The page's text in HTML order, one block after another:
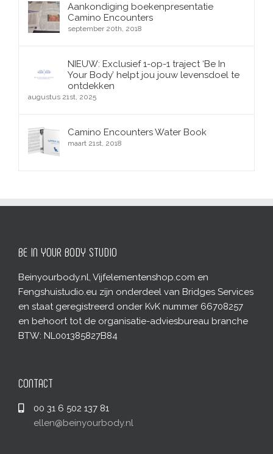
Aankondiging boekenpresentatie
Camino Encounters
september 20th, 2018
NIEUW: Exclusief 1-op-1 traject ‘Be In
Your Body’ helpt jou jouw levensdoel te
ontdekken
augustus 21st, 2025
Camino Encounters Water Book
maart 21st, 2018
BE IN YOUR BODY STUDIO
Beinyourbody.nl, Vijfelementenshop.com en
Fengshuistudio.eu zijn onderdeel van Bridges Services
en staat geregistreerd onder KvK nummer 66708257
en behoort tot de organisatie-adviesbureau branche
BTW: NL001385827B84
CONTACT
00 31 6 502 137 81
ellen@beinyourbody.nl